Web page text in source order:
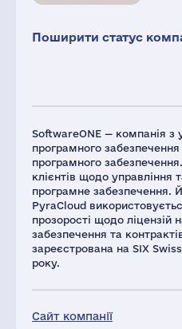
SoftwareONE — компанія з
програмного забезпечення
програмного
клієнтів щодо управління
програмне забезпечення.
PyraCloud
прозорості щодо ліцензій
забезпечення та
зареєстрована на SIX
року.
Сайт компанії
Поширити статус